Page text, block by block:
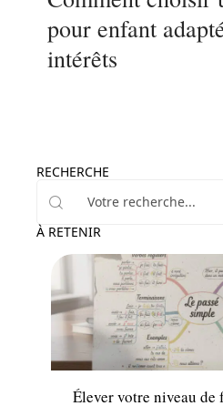
pour enfant
intérêts
RECHERCHE
À RETENIR
Enfant
Élever votre niveau de